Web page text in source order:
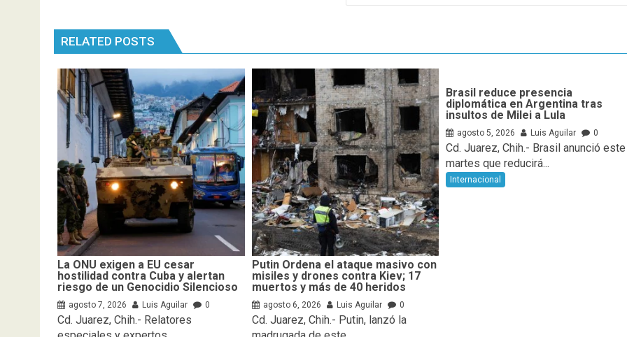
RELATED POSTS
La ONU exigen a EU cesar
hostilidad contra Cuba y alertan
riesgo de un Genocidio Silencioso
agosto 7, 2026 Luis Aguilar 0
Cd. Juarez, Chih.- Relatores
Putin Ordena el ataque masivo con
misiles y drones contra Kiev; 17
muertos y más de 40 heridos
agosto 6, 2026 Luis Aguilar 0
Cd. Juarez, Chih.- Putin, lanzó la
Brasil reduce presencia
diplomática en Argentina tras
insultos de Milei a Lula
agosto 5, 2026 Luis Aguilar 0
Cd. Juarez, Chih.- Brasil anunció este
martes que reducirá...
Internacional